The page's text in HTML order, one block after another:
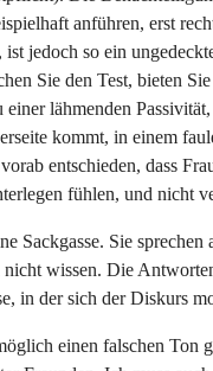
anführen, erst
jedoch so ein
Sie den Test, bieten
lähmenden
kommt, in einem
entschieden, dass
fühlen, und nicht
Sackgasse. Sie
wissen. Die
in der sich der Diskurs
einen falschen Ton